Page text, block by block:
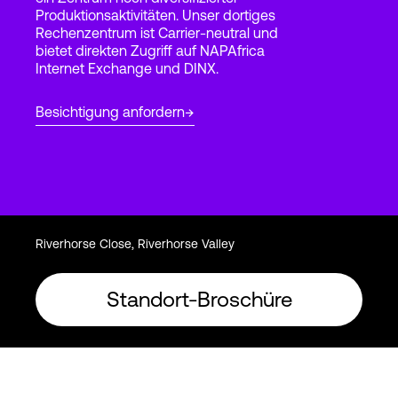
Login
Produktionsaktivitäten. Unser dortiges
Rechenzentrum ist Carrier-neutral und
bietet direkten Zugriff auf NAPAfrica
Internet Exchange und DINX.
Besichtigung anfordern
Riverhorse Close, Riverhorse Valley
Standort-Broschüre